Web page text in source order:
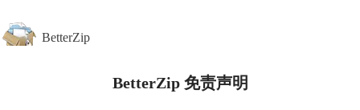
BetterZip
BetterZip 免责声明